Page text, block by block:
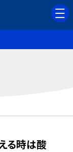
る時は酸